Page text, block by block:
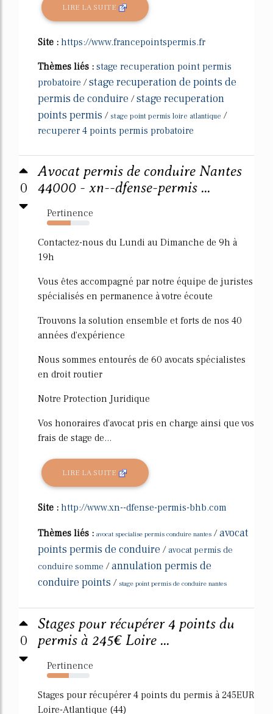
LIRE LA SUITE
Site : https://www.francepointspermis.fr
Thèmes liés : stage recuperation point permis
probatoire /stage recuperation de points de
permis de conduire /stage recuperation
points permis / stage point permis loire atlantique /
recuperer 4 points permis probatoire
0
Avocat permis de conduire Nantes
44000 - xn--dfense-permis ...
Pertinence
55%
Contactez-nous du Lundi au Dimanche de 9h à
19h
Vous êtes accompagné par notre équipe de juristes
spécialisés en permanence à votre écoute
Trouvons la solution ensemble et forts de nos 40
années d'expérience
Nous sommes entourés de 60 avocats spécialistes
en droit routier
Notre Protection Juridique
Vos honoraires d'avocat pris en charge ainsi que vos
frais de stage de...
LIRE LA SUITE
Site : http://www.xn--dfense-permis-bhb.com
Thèmes liés : avocat specialise permis conduire nantes /avocat
points permis de conduire / avocat permis de
conduire somme /annulation permis de
conduire points / stage point permis de conduire nantes
0
Stages pour récupérer 4 points du
permis à 245€ Loire ...
Pertinence
51%
Stages pour récupérer 4 points du permis à 245EUR
Loire-Atlantique (44)